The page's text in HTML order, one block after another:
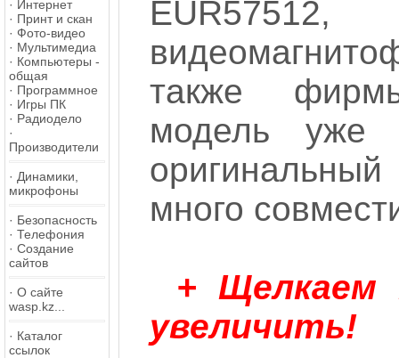
· Интернет
· Принт и скан
· Фото-видео
· Мультимедиа
· Компьютеры -
общая
· Программное
· Игры ПК
· Радиодело
·
Производители
· Динамики,
микрофоны
· Безопасность
· Телефония
· Создание
сайтов
· О сайте
wasp.kz...
· Каталог
ссылок
EUR57512,
также
модель уже
много
+
увеличить!